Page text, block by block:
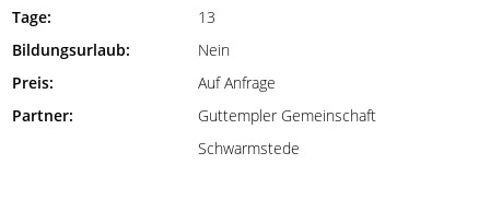
Tage:
13
Bildungsurlaub:
Nein
Preis:
Auf Anfrage
Partner:
Guttempler Gemeinschaft
Schwarmstede